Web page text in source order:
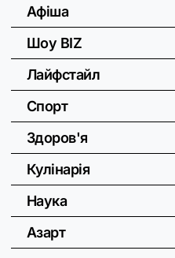
Афіша
Шоу BIZ
Лайфстайл
Спорт
Здоров'я
Кулінарія
Наука
Азарт